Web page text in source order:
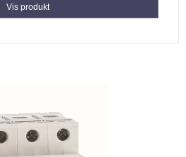
Vis produkt